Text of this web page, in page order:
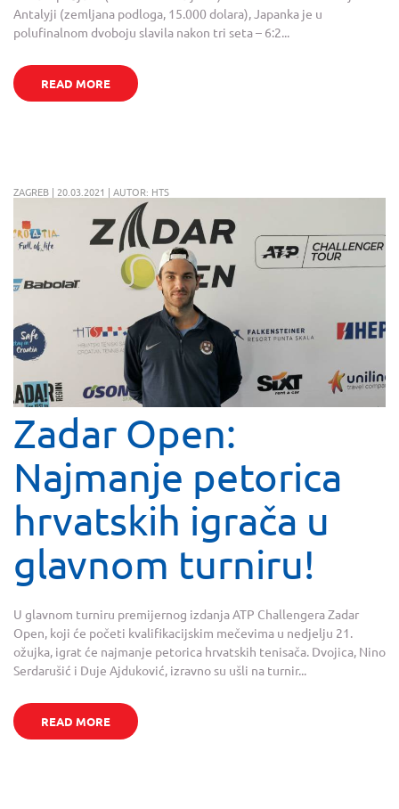
Antalyji (zemljana podloga, 15.000 dolara), Japanka je u
polufinalnom dvoboju slavila nakon tri seta – 6:2...
READ MORE
ZAGREB | 20.03.2021 | AUTOR: HTS
Zadar Open:
Najmanje petorica
hrvatskih igrača u
glavnom turniru!
U glavnom turniru premijernog izdanja ATP Challengera Zadar
Open, koji će početi kvalifikacijskim mečevima u nedjelju 21.
ožujka, igrat će najmanje petorica hrvatskih tenisača. Dvojica, Nino
Serdarušić i Duje Ajduković, izravno su ušli na turnir...
READ MORE